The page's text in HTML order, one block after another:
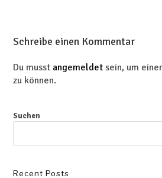
Schreibe einen Kommentar
Du musst angemeldet sein, um
zu können.
Suchen
Recent Posts